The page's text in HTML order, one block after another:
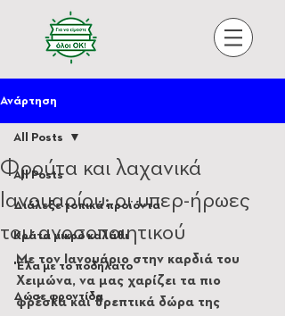
Ανάρτηση
All Posts
Διάλεξε τοπικά προϊόντα
Κράτα μικρό καλάθι
'Ελα με το ποδήλατο
Δώσε φροντίδα
All Posts
Φρούτα και λαχανικά
Ιανουαρίου: οι υπερ-ήρωες
του ανοσοποιητικού
Με τον Ιανουάριο στην καρδιά του
Χειμώνα, να μας χαρίζει τα πιο
φρέσκα και θρεπτικά δώρα της